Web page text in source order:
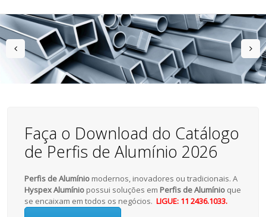
prev
Faça o Download do Catálogo
de Perfis de Alumínio 2026
Perfis de Alumínio modernos, inovadores ou tradicionais. A
Hyspex Alumínio possui soluções em Perfis de Alumínio que
se encaixam em todos os negócios.LIGUE: 11 2436.1033.